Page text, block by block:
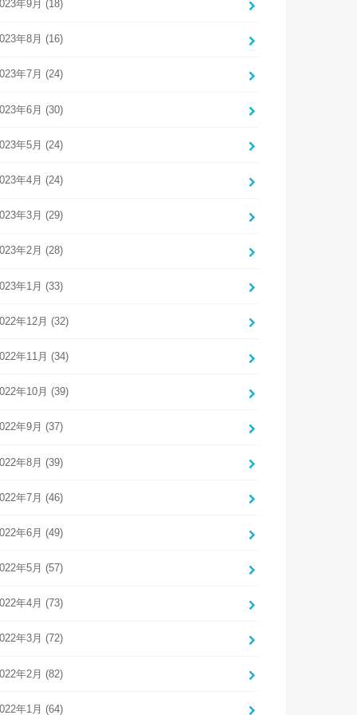
年9月 (18)
年8月 (16)
年7月 (24)
年6月 (30)
年5月 (24)
年4月 (24)
年3月 (29)
年2月 (28)
年1月 (33)
年12月 (32)
年11月 (34)
年10月 (39)
年9月 (37)
年8月 (39)
年7月 (46)
年6月 (49)
年5月 (57)
年4月 (73)
年3月 (72)
年2月 (82)
年1月 (64)